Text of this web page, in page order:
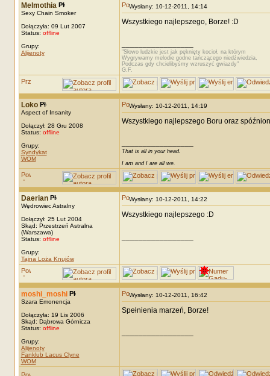
Melmothia
Sexy Chain Smoker
Dołączyła: 09 Lut 2007
Status: offline
Grupy:
Alijenoty
Wysłany: 10-12-2011, 14:14
Wszystkiego najlepszego, Borze! :D
"Słowo ludzkie jest jak pęknięty kocioł, na którym
Wygrywamy melodie godne tańczącego niedźwiedzia,
Podczas gdy chcielibyśmy wzruszyć gwiazdy"
G.F.
Loko
Aspect of Insanity
Dołączył: 28 Gru 2008
Status: offline
Grupy:
Syndykat
WOM
Wysłany: 10-12-2011, 14:19
Wszystkiego najlepszego Boru oraz
That is all in your head.
I am and I are all we.
Daerian
Wędrowiec Astralny
Dołączył: 25 Lut 2004
Skąd: Przestrzeń Astralna
(Warszawa)
Status: offline
Grupy:
Tajna Loża Knujów
Wysłany: 10-12-2011, 14:22
Wszystkiego najlepszego :D
moshi_moshi
Szara Emonencja
Dołączyła: 19 Lis 2006
Skąd: Dąbrowa Górnicza
Status: offline
Grupy:
Alijenoty
Fanklub Lacus Clyne
WOM
Wysłany: 10-12-2011, 16:42
Spełnienia marzeń, Borze!